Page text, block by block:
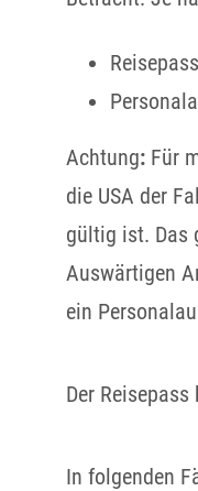
Reisepass
Achtung: Für
die USA der
gültig ist. Das
Auswärtigen
ein
Der
In folgenden